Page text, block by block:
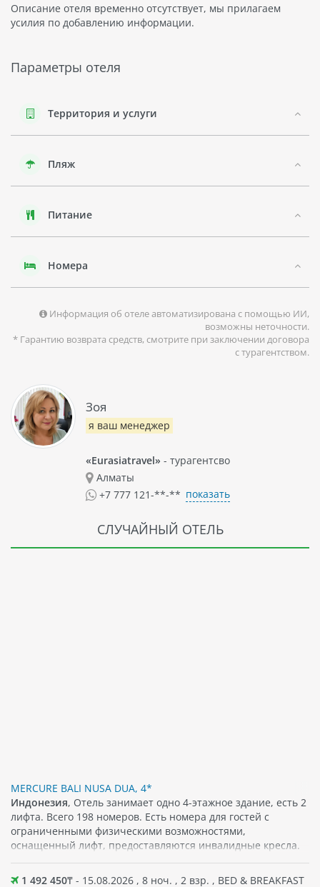
Описание отеля временно отсутствует, мы прилагаем
усилия по добавлению информации.
Параметры отеля
Территория и услуги
Пляж
Питание
Номера
Информация об отеле автоматизирована с помощью ИИ,
возможны неточности.
* Гарантию возврата средств, смотрите при заключении договора
с турагентством.
Зоя
я ваш менеджер
«Eurasiatravel» - турагентсво
Алматы
+7 777 121-**-** показать
СЛУЧАЙНЫЙ ОТЕЛЬ
MERCURE BALI NUSA DUA, 4*
Индонезия, Отель занимает одно 4-этажное здание, есть 2
лифта. Всего 198 номеров. Есть номера для гостей с
ограниченными физическими возможностями,
оснащенный лифт, предоставляются инвалидные кресла.
1 492 450₸ - 15.08.2026 , 8 ноч. , 2 взр. , BED & BREAKFAST